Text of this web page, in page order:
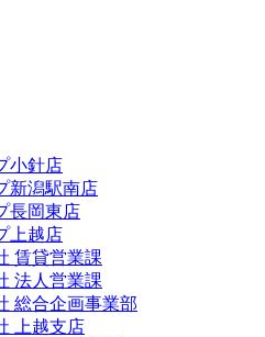
小針店
新潟駅南店
長岡東店
上越店
賃貸営業課
法人営業課
総合企画事業部
上越支店